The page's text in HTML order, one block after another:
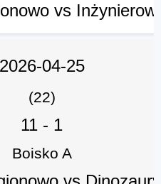
vs
2026-04-25
(22)
11 - 1
Boisko A